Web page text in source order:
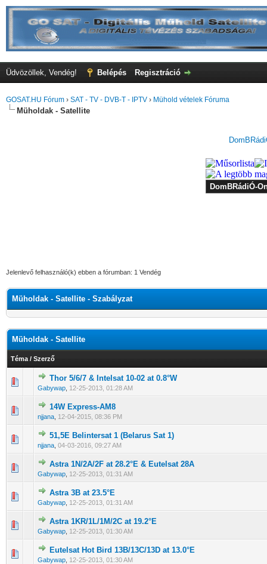
Üdvözöllek, Vendég! Belépés Regisztráció
GOSAT.HU Fórum › SAT - TV - DVB-T - IPTV › Mühold vételek Fóruma
Müholdak - Satellite
Jelenlevő felhasználó(k) ebben a fórumban: 1 Vendég
Müholdak - Satellite - Szabályzat
Müholdak - Satellite
Téma / Szerző
Thor 5/6/7 & Intelsat 10-02 at 0.8°W
Gabywap 12-25-2013, 01:28 AM
0 Szavazat - 0 / 5 átlagban
12345
14W Express-AM8
njjana 12-04-2015, 08:36 PM
0 Szavazat - 0 / 5 átlagban
51,5E Belintersat 1 (Belarus Sat 1)
njjana 04-03-2016, 09:27 AM
0 Szavazat - 0 / 5 átlagban
12345
Astra 1N/2A/2F at 28.2°E & Eutelsat 28A
Gabywap 12-25-2013, 01:31 AM
0 Szavazat - 0 / 5 átlagban
1 23 45
Astra 3B at 23.5°E
Gabywap 12-25-2013, 01:31 AM
0 Szavazat - 0 / 5 átlagban
Astra 1KR/1L/1M/2C at 19.2°E
Gabywap 12-25-2013, 01:30 AM
0 Szavazat - 0 / 5 átlagban
12345
Eutelsat Hot Bird 13B/13C/13D at 13.0°E
Gabywap 12-25-2013, 01:30 AM
0 Szavazat - 0 / 5 átlagban
12345